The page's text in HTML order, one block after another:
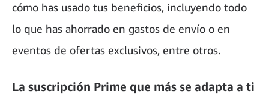
cómo has usado tus beneficios, incluyendo todo
lo que has ahorrado en gastos de envío o en
eventos de ofertas exclusivos, entre otros.
La suscripción Prime que más se adapta a ti